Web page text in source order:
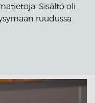
Sisältö oli
ruudussa